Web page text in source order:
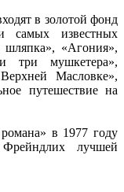
в золотой фонд
самых известных
«Агония»,
три мушкетера»,
Масловке»,
путешествие на
в 1977 году
лучшей